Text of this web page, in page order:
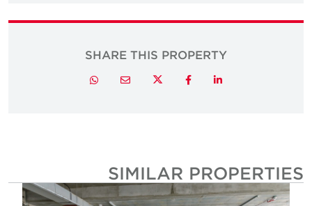
SHARE THIS PROPERTY
LinkedIn
Facebook
Twitter
Email
Whatsapp
SIMILAR PROPERTIES